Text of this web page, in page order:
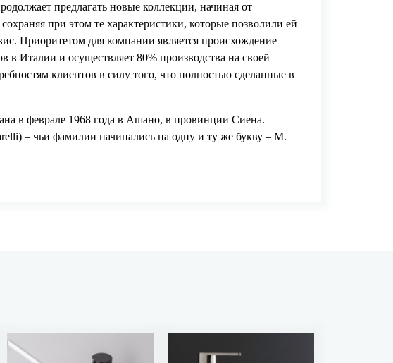
предлагать новые коллекции, начиная от
при этом те характеристики, которые позволили ей
Приоритетом для компании является происхождение
в Италии и осуществляет 80% производства на своей
клиентов в силу того, что полностью сделанные в
в феврале 1968 года в Ашано, в провинции Сиена.
– чьи фамилии начинались на одну и ту же букву – М.